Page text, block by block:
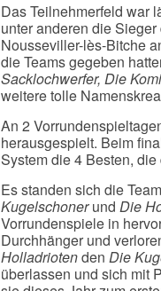
Das Teilnehmerfeld war
unter anderen die
Nousseviller-lès-Bitche
die Teams gegeben
Sacklochwerfer, Die
weitere tolle
An 2
herausgespielt. Beim
System die 4 Besten,
Es standen sich die
Kugelschonerund Die
Vorrundenspiele in
Durchhänger und
Holladriotenden Die
überlassen und sich mit